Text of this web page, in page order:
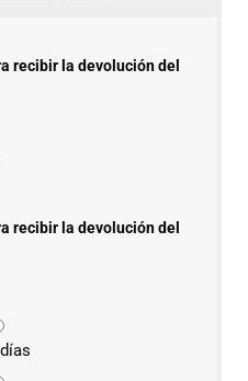
recibir la devolución del
recibir la devolución del